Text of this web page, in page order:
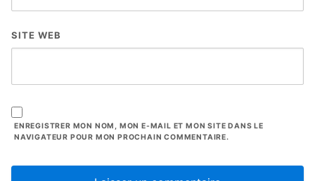
SITE WEB
ENREGISTRER MON NOM, MON E-MAIL ET MON SITE DANS LE
NAVIGATEUR POUR MON PROCHAIN COMMENTAIRE.